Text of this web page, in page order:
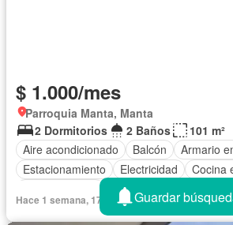
$ 1.000/mes
Parroquia Manta, Manta
2 Dormitorios
2 Baños
101 m²
Aire acondicionado
Balcón
Armario
Estacionamiento
Electricidad
Cocina
Internet Jacuzzi
Área para niños
Patio
Hace 1 semana, 17 horas en - Silvana Intriago
Guardar